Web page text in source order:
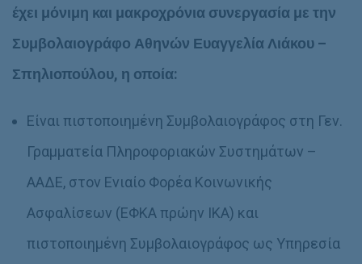
έχει μόνιμη και μακροχρόνια συνεργασία με την
Συμβολαιογράφο Αθηνών Ευαγγελία Λιάκου –
Σπηλιοπούλου, η οποία:
Είναι πιστοποιημένη Συμβολαιογράφος στη Γεν.
Γραμματεία Πληροφοριακών Συστημάτων –
ΑΑΔΕ, στον Ενιαίο Φορέα Κοινωνικής
Ασφαλίσεων (ΕΦΚΑ πρώην ΙΚΑ) και
πιστοποιημένη Συμβολαιογράφος ως Υπηρεσία